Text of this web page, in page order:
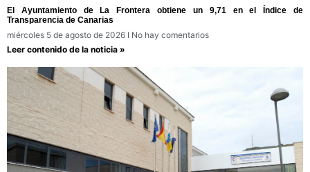
El Ayuntamiento de La Frontera obtiene un 9,71 en el Índice de
Transparencia de Canarias
miércoles 5 de agosto de 2026
No hay comentarios
Leer contenido de la noticia »